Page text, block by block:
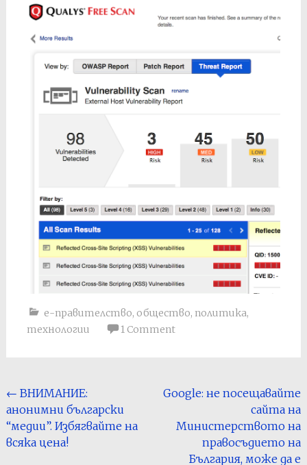
е-правителство, общество, политика,
технологии
1 Comment
Post
navigation
← ВНИМАНИЕ:
анонимни български
“медии”. Избягвайте на
всяка цена!
Google: не посещавайте
сайта на
Министерството на
правосъдието на
България, може да е